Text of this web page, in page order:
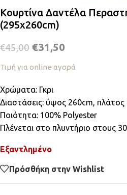
Κουρτίνα Δαντέλα
(295x260cm)
€45,00 €31,50
Τιμή για online αγορά
Χρώματα: Γκρι
Διαστάσεις: ύψος 260cm, πλάτος
Ποιότητα: 100% Polyester
Πλένεται στο πλυντήριο στους 30
Εξαντλημένο
Πρόσθήκη στην Wishlist